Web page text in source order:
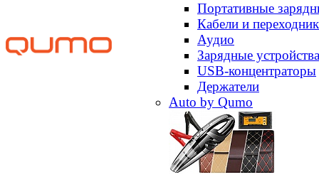
Портативные
Кабели и
Аудио
Зарядные устройства
USB-концентраторы
Держатели
Auto by Qumo